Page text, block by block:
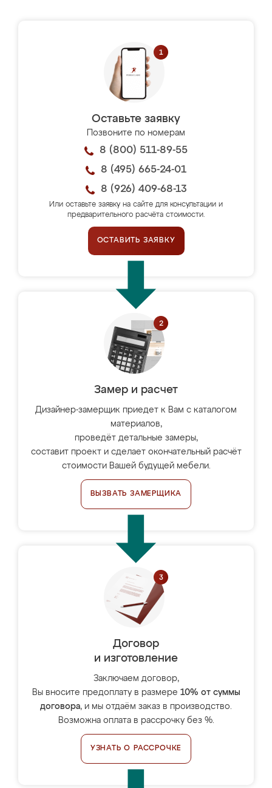
Оставьте заявку
Позвоните по номерам
8 (800) 511-89-55
8 (495) 665-24-01
8 (926) 409-68-13
Или оставьте заявку на сайте для консультации и
предварительного расчёта стоимости.
ОСТАВИТЬ ЗАЯВКУ
Замер и расчет
Дизайнер-замерщик приедет к Вам с каталогом
материалов,
проведёт детальные замеры,
составит проект и сделает окончательный расчёт
стоимости Вашей будущей мебели.
ВЫЗВАТЬ ЗАМЕРЩИКА
Договор
и изготовление
Заключаем договор,
Вы вносите предоплату в размере 10% от суммы
договора, и мы отдаём заказ в производство.
Возможна оплата в рассрочку без %.
УЗНАТЬ О РАССРОЧКЕ